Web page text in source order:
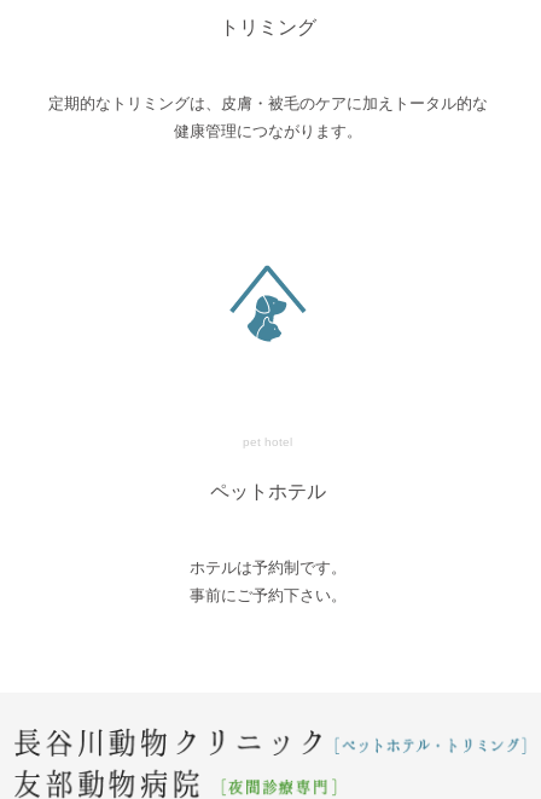
トリミング
定期的なトリミングは、皮膚・被毛のケアに加えトータル的な
健康管理につながります。
pet hotel
ペットホテル
ホテルは予約制です。
事前にご予約下さい。